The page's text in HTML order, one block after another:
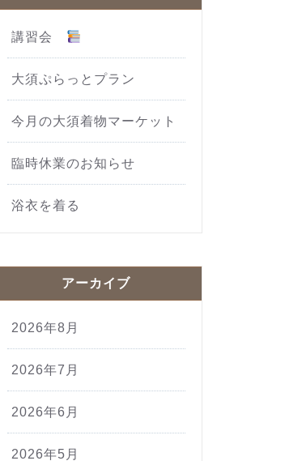
講習会
大須ぷらっとプラン
今月の大須着物マーケット
臨時休業のお知らせ
浴衣を着る
アーカイブ
2026年8月
2026年7月
2026年6月
2026年5月